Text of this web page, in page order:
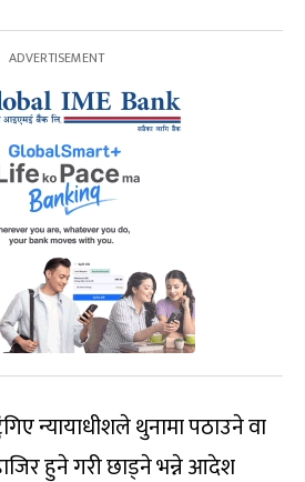
न्यायाधीशले थुनामा पठाउने वा
हुने गरी छाड्ने भन्ने आदेश